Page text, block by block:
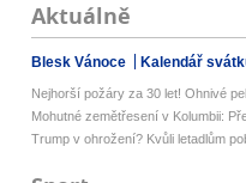
Aktuálně
Blesk Vánoce Kalendář
Nejhorší požáry za 30 let! Ohnivé
Mohutné zemětřesení v Kolumbii:
Trump v ohrožení? Kvůli letadlům